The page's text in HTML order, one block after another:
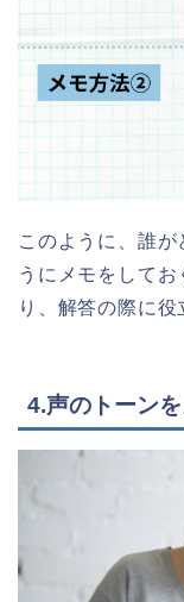
このように、誰
うにメモをして
り、解答の際に役
4.声のトーン